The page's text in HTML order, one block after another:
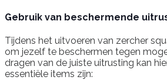
Gebruik van beschermende
Tijdens het uitvoeren van zercher
om jezelf te beschermen tegen
dragen van de juiste uitrusting kan
essentiële items zijn: